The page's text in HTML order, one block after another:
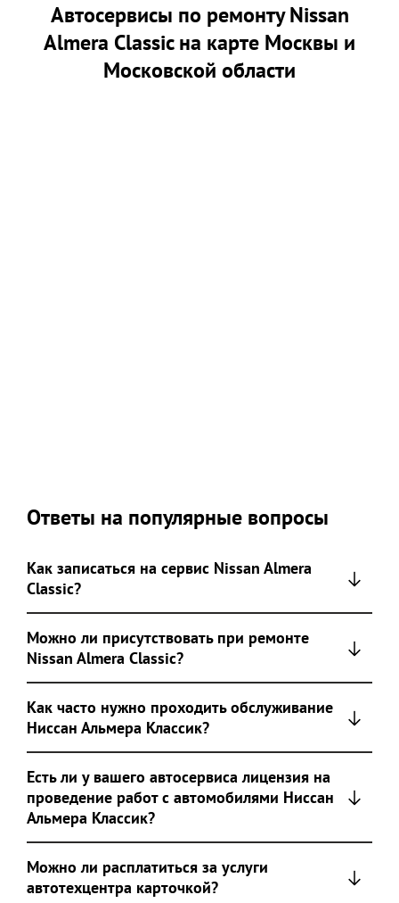
Автосервисы по ремонту Nissan
Almera Classic на карте Москвы и
Московской области
Ответы на популярные вопросы
Как записаться на сервис Nissan Almera
Classic?
Можно ли присутствовать при ремонте
Nissan Almera Classic?
Как часто нужно проходить обслуживание
Ниссан Альмера Классик?
Есть ли у вашего автосервиса лицензия на
проведение работ с автомобилями Ниссан
Альмера Классик?
Можно ли расплатиться за услуги
автотехцентра карточкой?